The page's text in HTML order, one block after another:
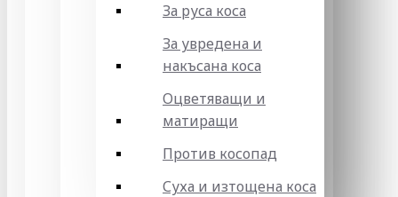
За руса коса
За увредена и
накъсана коса
Оцветяващи и
матиращи
Против косопад
Суха и изтощена коса